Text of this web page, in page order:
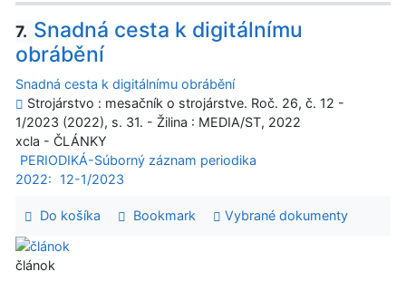
7. Snadná cesta k digitálnímu
obrábění
Snadná cesta k digitálnímu obrábění
Strojárstvo : mesačník o strojárstve. Roč. 26, č. 12 -
1/2023 (2022), s. 31. - Žilina : MEDIA/ST, 2022
xcla - ČLÁNKY
PERIODIKÁ-Súborný záznam periodika
2022:
12-1/2023
Do košíka Bookmark Vybrané dokumenty
článok